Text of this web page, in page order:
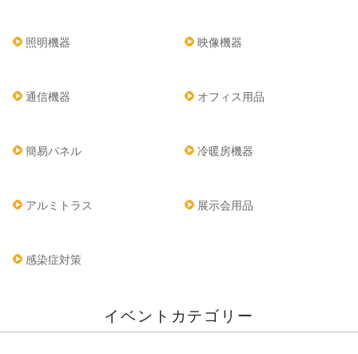
照明機器 映像機器
通信機器 オフィス用品
簡易パネル 冷暖房機器
アルミトラス 展示会用品
感染症対策
イベントカテゴリー